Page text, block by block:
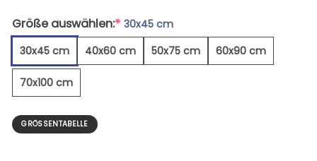
Größe auswählen:* 30x45 cm
30x45 cm
40x60 cm 50x75 cm 60x90 cm
70x100 cm
GRÖSSENTABELLE